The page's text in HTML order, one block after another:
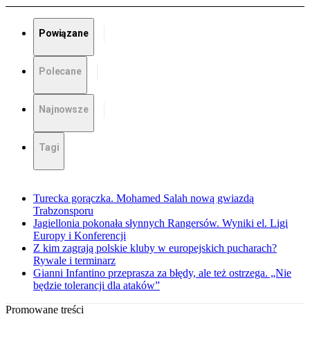
Powiązane
Polecane
Najnowsze
Tagi
Turecka gorączka. Mohamed Salah nową gwiazdą
Trabzonsporu
Jagiellonia pokonała słynnych Rangersów. Wyniki el. Ligi
Europy i Konferencji
Z kim zagrają polskie kluby w europejskich pucharach?
Rywale i terminarz
Gianni Infantino przeprasza za błędy, ale też ostrzega. „Nie
będzie tolerancji dla ataków”
Promowane treści